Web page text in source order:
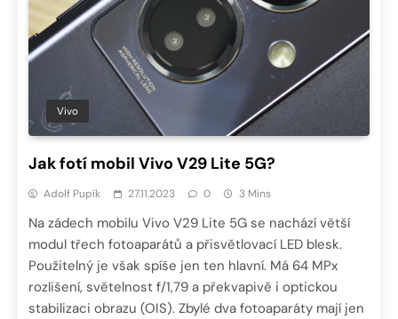
Vivo
Jak fotí mobil Vivo V29 Lite 5G?
Adolf Pupík 27.11.2023 0 3 Mins
Na zádech mobilu Vivo V29 Lite 5G se nachází větší
modul třech fotoaparátů a přisvětlovací LED blesk.
Použitelný je však spíše jen ten hlavní. Má 64 MPx
rozlišení, světelnost f/1,79 a překvapivě i optickou
stabilizaci obrazu (OIS). Zbylé dva fotoaparáty mají jen